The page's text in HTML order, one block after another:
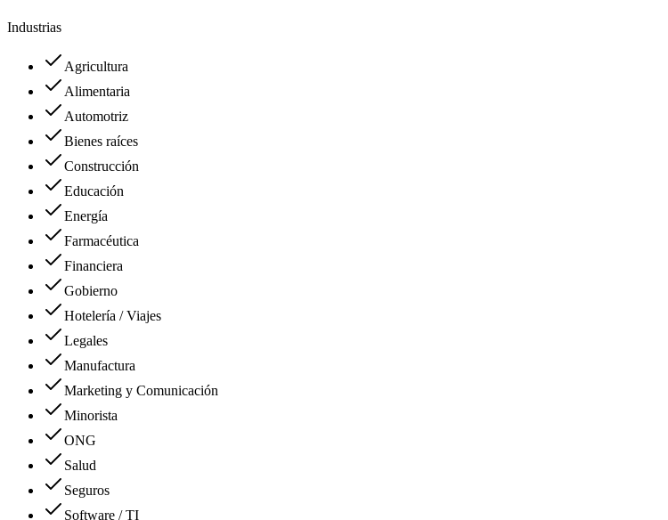
Industrias
Agricultura
Alimentaria
Automotriz
Bienes raíces
Construcción
Educación
Energía
Farmacéutica
Financiera
Gobierno
Hotelería / Viajes
Legales
Manufactura
Marketing y Comunicación
Minorista
ONG
Salud
Seguros
Software / TI